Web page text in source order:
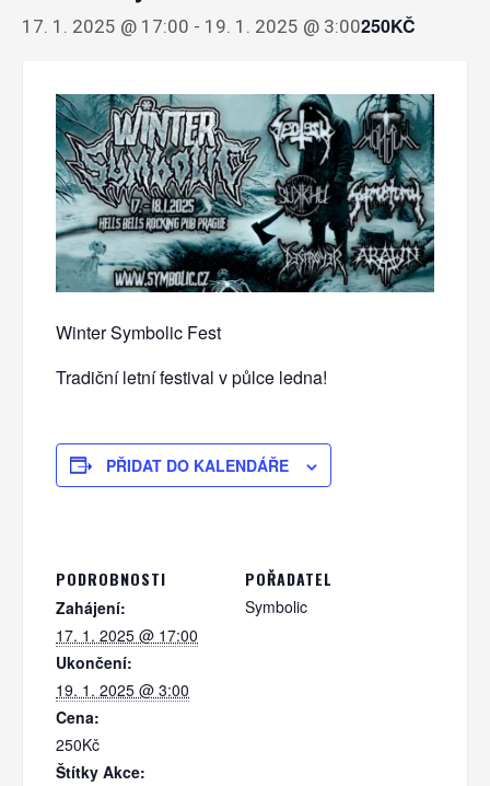
17. 1. 2025 @ 17:00 - 19. 1. 2025 @ 3:00250KČ
Winter Symbolic Fest
Tradiční letní festival v půlce ledna!
PŘIDAT DO KALENDÁŘE
PODROBNOSTI
Zahájení:
17. 1. 2025 @ 17:00
Ukončení:
19. 1. 2025 @ 3:00
Cena:
250Kč
Štítky Akce:
POŘADATEL
Symbolic